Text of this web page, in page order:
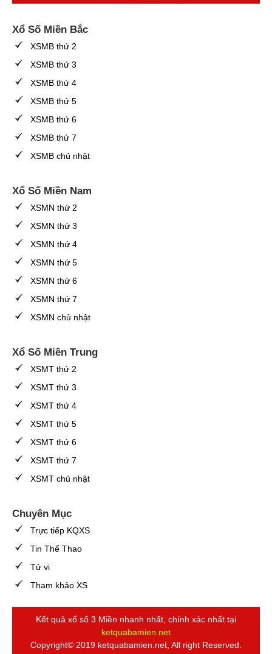
Xổ Số Miền Bắc
XSMB thứ 2
XSMB thứ 3
XSMB thứ 4
XSMB thứ 5
XSMB thứ 6
XSMB thứ 7
XSMB chủ nhật
Xổ Số Miền Nam
XSMN thứ 2
XSMN thứ 3
XSMN thứ 4
XSMN thứ 5
XSMN thứ 6
XSMN thứ 7
XSMN chủ nhật
Xổ Số Miền Trung
XSMT thứ 2
XSMT thứ 3
XSMT thứ 4
XSMT thứ 5
XSMT thứ 6
XSMT thứ 7
XSMT chủ nhật
Chuyên Mục
Trực tiếp KQXS
Tin Thể Thao
Tử vi
Tham khảo XS
Kết quả xổ số 3 Miền nhanh nhất, chính xác nhất tại
ketquabamien.net
Copyright© 2019 ketquabamien.net, All right Reserved.